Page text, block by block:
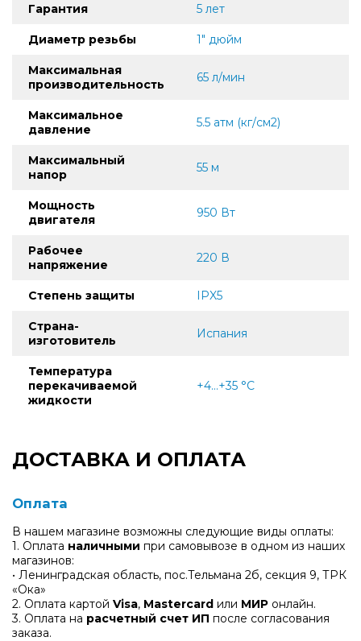
Гарантия 5 лет
Диаметр резьбы 1" дюйм
Максимальная
производительность
65 л/мин
Максимальное
давление
5.5 атм (кг/см2)
Максимальный
напор
55 м
Мощность
двигателя
950 Вт
Рабочее
напряжение
220 В
Степень защиты IPX5
Страна-
изготовитель
Испания
Температура
перекачиваемой
жидкости
+4...+35 °C
ДОСТАВКА И ОПЛАТА
Оплата
В нашем магазине возможны следующие виды оплаты:
1. Оплата наличными при самовывозе в одном из наших
магазинов:
• Ленинградская область, пос.Тельмана 2б, секция 9, ТРК
«Ока»
2. Оплата картой Visa, Mastercard или МИР онлайн.
3. Оплата на расчетный счет ИП после согласования
заказа.